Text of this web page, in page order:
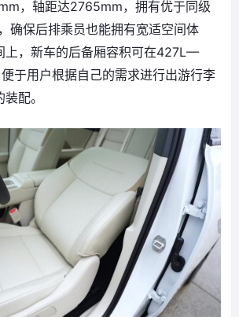
，轴距达2765mm，拥有优于同级
确保后排乘员也能拥有宽适空间体
上，新车的后备厢容积可在427L—
于用户根据自己的需求进行出游行李
配。